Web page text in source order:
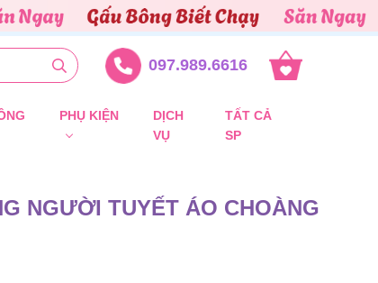
097.989.6616
PHỤ KIỆN
DỊCH
VỤ
TẤT CẢ
SP
NGƯỜI TUYẾT ÁO CHOÀNG